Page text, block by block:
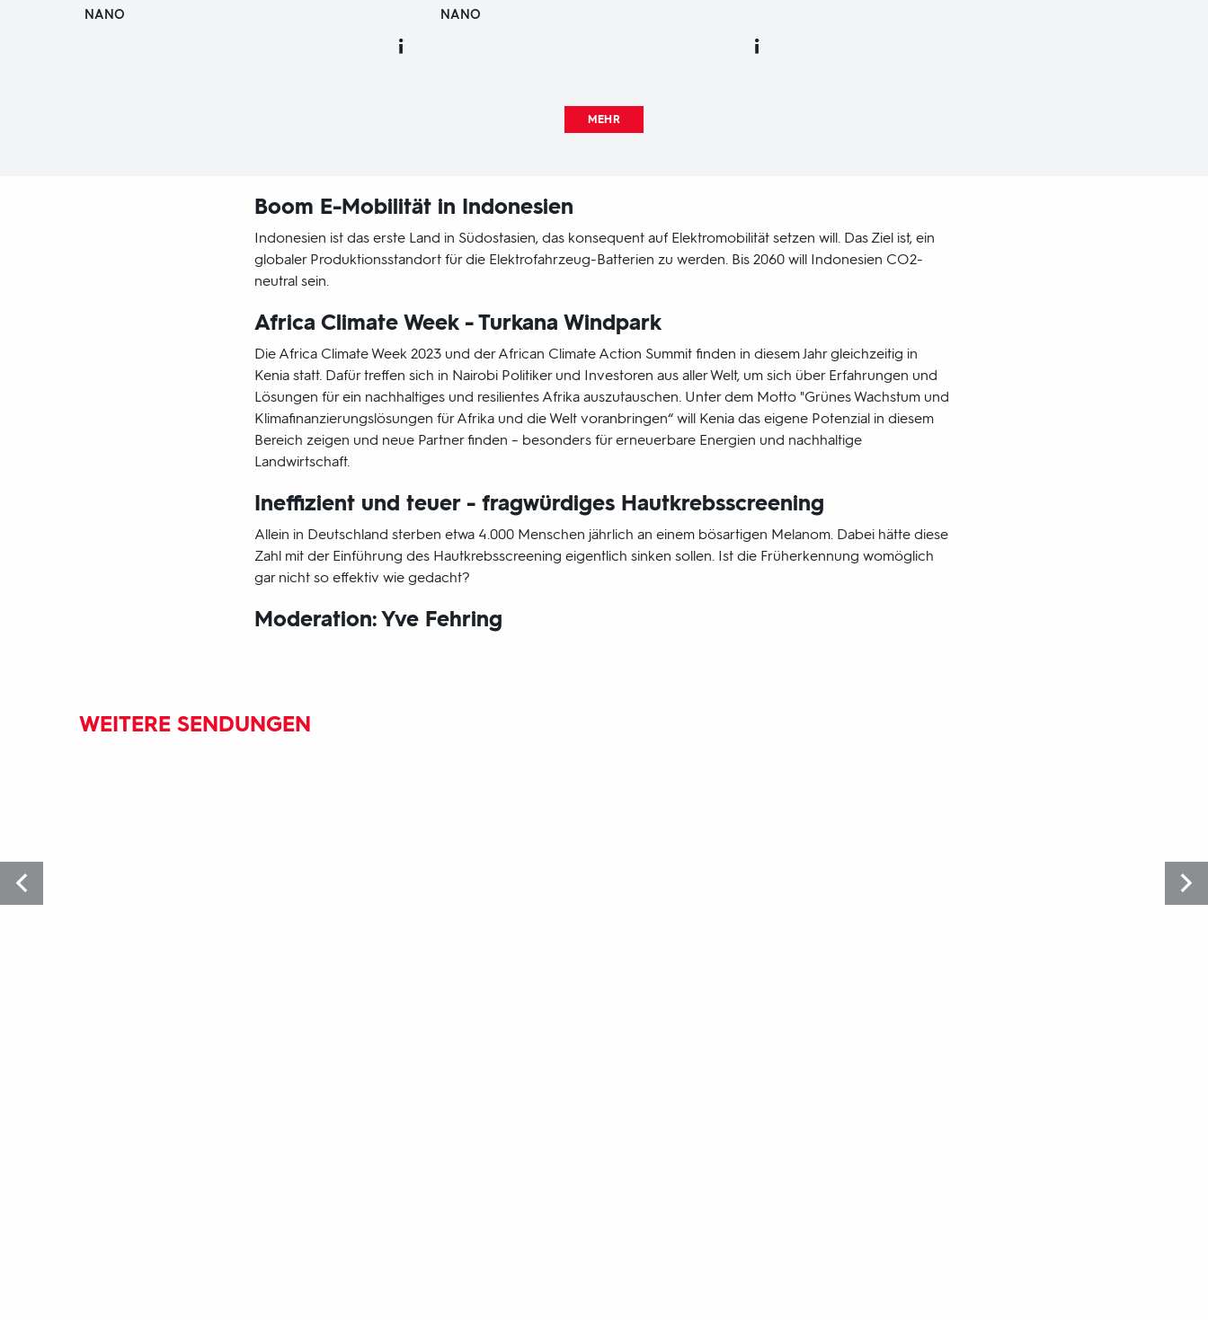
NANO NANO
MEHR
Boom E-Mobilität in Indonesien
Indonesien ist das erste Land in Südostasien, das konsequent auf Elektromobilität setzen will. Das Ziel ist, ein
globaler Produktionsstandort für die Elektrofahrzeug-Batterien zu werden. Bis 2060 will Indonesien CO2-
neutral sein.
Africa Climate Week - Turkana Windpark
Die Africa Climate Week 2023 und der African Climate Action Summit finden in diesem Jahr gleichzeitig in
Kenia statt. Dafür treffen sich in Nairobi Politiker und Investoren aus aller Welt, um sich über Erfahrungen und
Lösungen für ein nachhaltiges und resilientes Afrika auszutauschen. Unter dem Motto "Grünes Wachstum und
Klimafinanzierungslösungen für Afrika und die Welt voranbringen“ will Kenia das eigene Potenzial in diesem
Bereich zeigen und neue Partner finden – besonders für erneuerbare Energien und nachhaltige
Landwirtschaft.
Ineffizient und teuer - fragwürdiges Hautkrebsscreening
Allein in Deutschland sterben etwa 4.000 Menschen jährlich an einem bösartigen Melanom. Dabei hätte diese
Zahl mit der Einführung des Hautkrebsscreening eigentlich sinken sollen. Ist die Früherkennung womöglich
gar nicht so effektiv wie gedacht?
Moderation: Yve Fehring
WEITERE SENDUNGEN